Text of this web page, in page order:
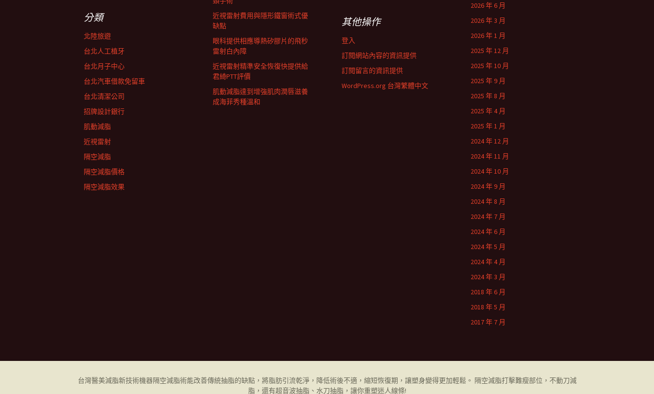
近視雷射費用與隱形鐵窗術式優
缺點
眼科提供相應導熱矽膠片的飛秒
雷射白內障
近視雷射精準安全恢復快提供給
君綺PTT評價
肌動減脂達到增強肌肉潤唇滋養
成海菲秀種溫和
2026 年 6 月
2026 年 3 月
2026 年 1 月
2025 年 12 月
2025 年 10 月
2025 年 9 月
2025 年 8 月
2025 年 4 月
2025 年 1 月
2024 年 12 月
2024 年 11 月
2024 年 10 月
2024 年 9 月
2024 年 8 月
2024 年 7 月
2024 年 6 月
2024 年 5 月
2024 年 4 月
2024 年 3 月
2018 年 6 月
2018 年 5 月
2017 年 7 月
分類
北陸旅遊
台北人工植牙
台北月子中心
台北汽車借款免留車
台北清潔公司
招牌設計銀行
肌動減脂
近視雷射
隔空減脂
隔空減脂價格
隔空減脂效果
其他操作
登入
訂閱網站內容的資訊提供
訂閱留言的資訊提供
WordPress.org 台灣繁體中文
台灣醫美減脂新技術機器隔空減脂術能改善傳統抽脂的缺點，將脂肪引流乾淨，降低術後不適，縮短恢復期，讓塑身變得更加輕鬆。 隔空減脂打擊難瘦部位，不動刀減
脂，還有超音波抽脂、水刀抽脂，讓你重塑迷人線條!